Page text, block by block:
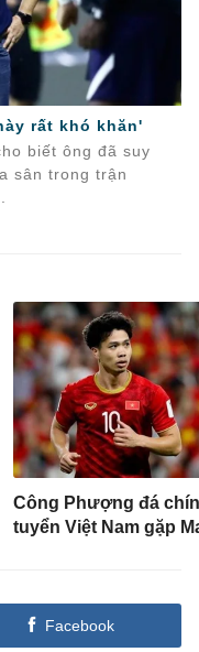
rất khó khăn'
biết ông đã suy
sân trong trận
Công Phượng đá
tuyển Việt Nam gặp
Facebook